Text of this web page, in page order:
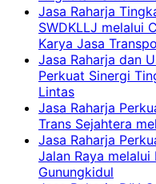
Jasa Raharja
SWDKLLJ melalui
Karya Jasa
Jasa Raharja dan
Perkuat Sinergi
Lintas
Jasa Raharja
Trans Sejahtera
Jasa Raharja
Jalan Raya melalui
Gunungkidul